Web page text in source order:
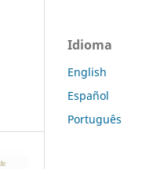
Idioma
English
Español
Português